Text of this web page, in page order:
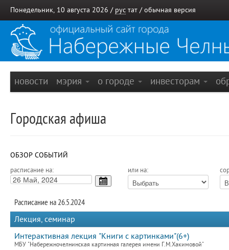
Понедельник, 10 августа 2026 / рус тат / обычная версия
новости мэрия о городе инвесторам
Городская афиша
ОБЗОР СОБЫТИЙ
расписание на: или на:
Расписание на 26.5.2024
Лекция, семинар
Интерактивная лекция "Книги с картинками"(6+)
МБУ "Набережночелнинская картинная галерея имени Г.М.Хакимовой"